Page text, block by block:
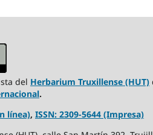
del Herbarium Truxillense (HUT)
.
línea), ISSN: 2309-5644 (Impresa)